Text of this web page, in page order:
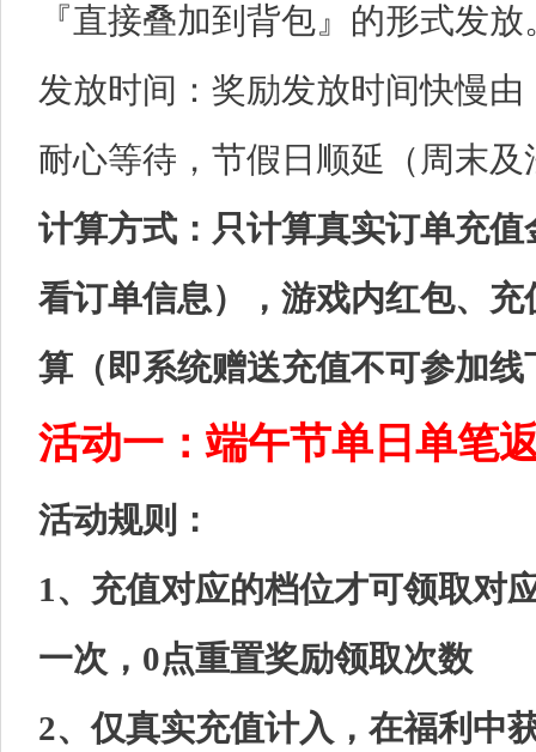
『直接叠加到背包』的形式发放
发放时间：奖励发放时间快慢
耐心等待，节假日顺延（周末
计算方式：只计算真实订单充
看订单信息），游戏内红包、
算（即系统赠送充值不可参加线
活动一：端午节单日单笔
活动规则：
1、充值对应的档位才可领取对
一次，0点重置奖励领取次数
2、仅真实充值计入，在福利中